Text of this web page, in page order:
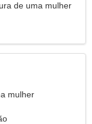
de uma mulher
mulher